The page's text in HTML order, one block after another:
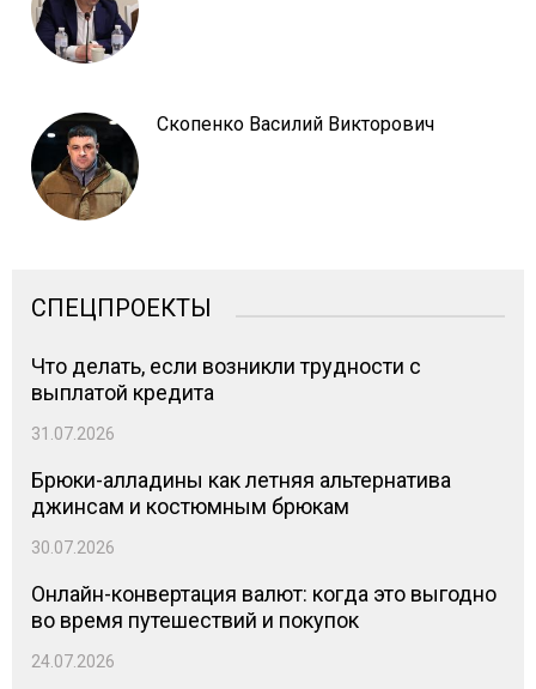
Скопенко Василий Викторович
СПЕЦПРОЕКТЫ
Что делать, если возникли трудности с
выплатой кредита
31.07.2026
Брюки-алладины как летняя альтернатива
джинсам и костюмным брюкам
30.07.2026
Онлайн-конвертация валют: когда это выгодно
во время путешествий и покупок
24.07.2026